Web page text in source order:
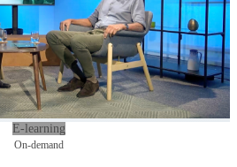
E-learning
On-demand